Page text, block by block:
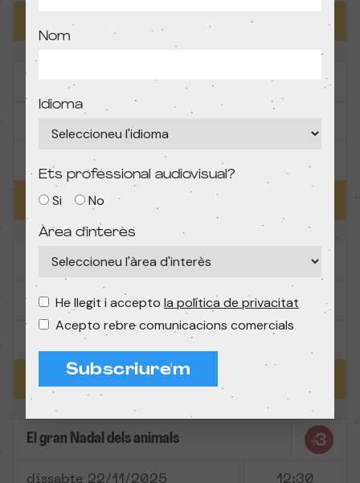
El secret de la mallerenga
Mk2 Cine Paz
El gran Nadal dels animals
dissabte 22/11/2025 12:00
Mk2 Cine Paz
Comprar
El gran Nadal dels animals
dissabte 22/11/2025 12:30
Nom
Idioma
Ets professional audiovisual?
Si No
Àrea d'interès
He llegit i accepto la política de privacitat
Acepto rebre comunicacions comercials
Subscriure'm